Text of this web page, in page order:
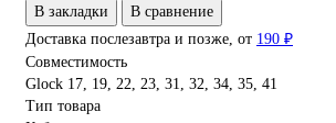
В закладки
В сравнение
Доставка послезавтра и позже, от 190 ₽
Совместимость
Glock 17, 19, 22, 23, 31, 32, 34, 35, 41
Тип товара